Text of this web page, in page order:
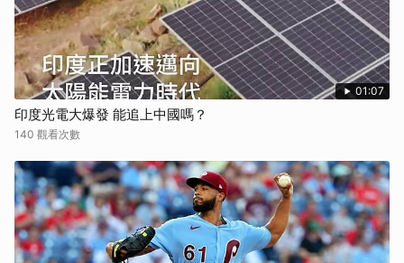
01:07
印度光電大爆發 能追上中國嗎？
140 觀看次數